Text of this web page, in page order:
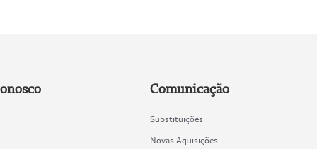
Comunicação
Substituições
Novas Aquisições